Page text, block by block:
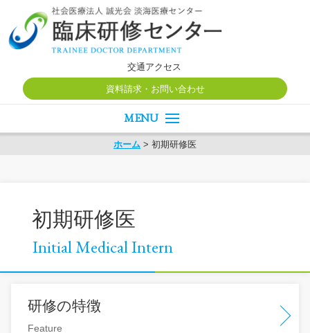
交通アクセス
資料請求・お問い合わせ
インタビュー
紹介動画
ホーム > 初期研修医
初期研修医
Initial Medical Intern
研修の特徴
Feature